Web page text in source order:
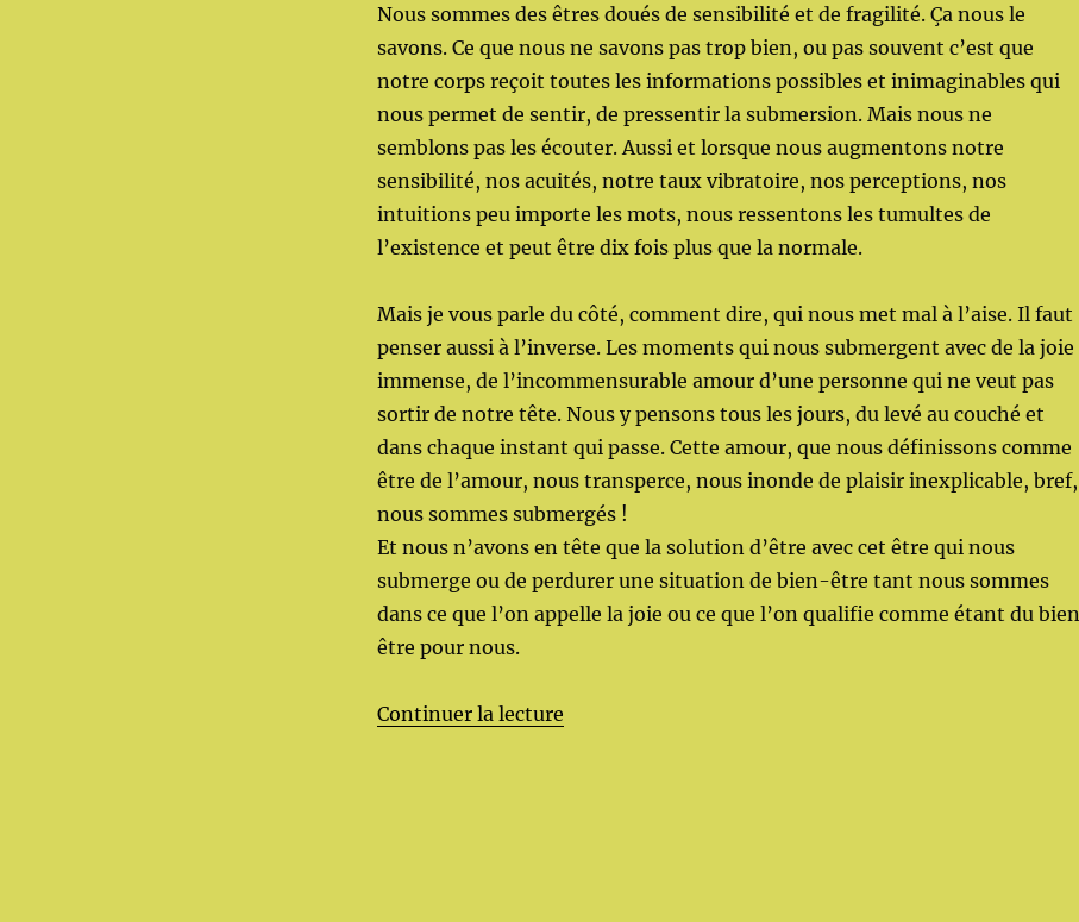
Nous sommes des êtres doués de sensibilité et de fragilité. Ça nous le
savons. Ce que nous ne savons pas trop bien, ou pas souvent c’est que
notre corps reçoit toutes les informations possibles et inimaginables qui
nous permet de sentir, de pressentir la submersion. Mais nous ne
semblons pas les écouter. Aussi et lorsque nous augmentons notre
sensibilité, nos acuités, notre taux vibratoire, nos perceptions, nos
intuitions peu importe les mots, nous ressentons les tumultes de
l’existence et peut être dix fois plus que la normale.
Mais je vous parle du côté, comment dire, qui nous met mal à l’aise. Il faut
penser aussi à l’inverse. Les moments qui nous submergent avec de la joie
immense, de l’incommensurable amour d’une personne qui ne veut pas
sortir de notre tête. Nous y pensons tous les jours, du levé au couché et
dans chaque instant qui passe. Cette amour, que nous définissons comme
être de l’amour, nous transperce, nous inonde de plaisir inexplicable, bref,
nous sommes submergés !
Et nous n’avons en tête que la solution d’être avec cet être qui nous
submerge ou de perdurer une situation de bien-être tant nous sommes
dans ce que l’on appelle la joie ou ce que l’on qualifie comme étant du bien
être pour nous.
Continuer la lecturede « Submergé(e) »